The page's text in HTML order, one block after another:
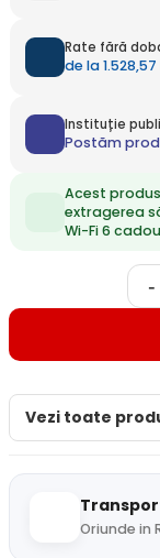
Rate fără
de la
Instituție
Postăm
Acest
extragerea
Wi-Fi 6
-
Vezi toate
Oriunde in